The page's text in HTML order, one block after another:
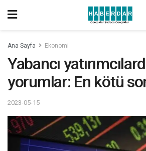
Ana Sayfa Ekonomi
Yabancı
yorumlar: En kötü
2023-05-15